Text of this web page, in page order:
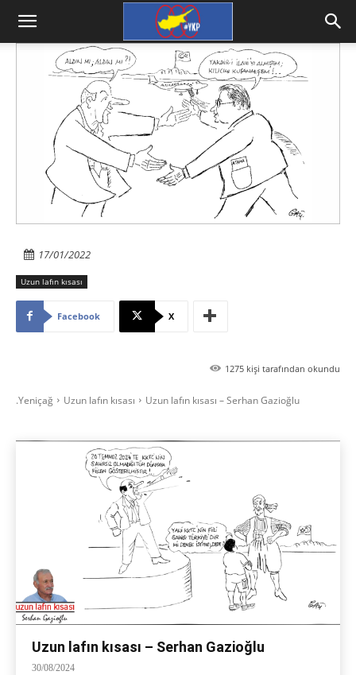
17/01/2022
Uzun lafın kısası
Facebook X
1275 kişi tarafından okundu
.Yeniçağ Uzun lafın kısası Uzun lafın kısası – Serhan Gazioğlu
Uzun lafın kısası – Serhan Gazioğlu
30/08/2024